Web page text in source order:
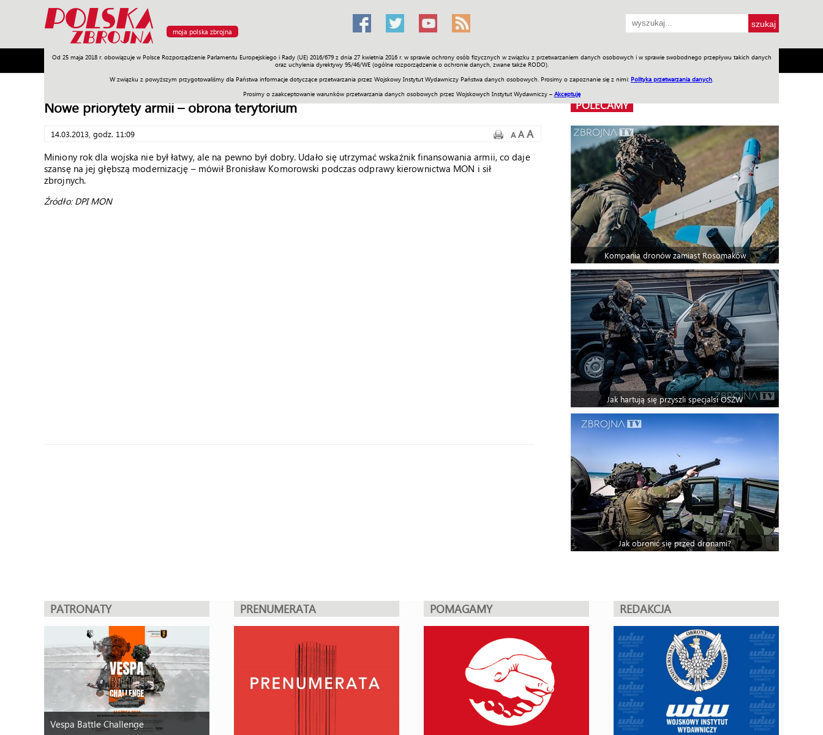
moja polska zbrojna
Od 25 maja 2018 r. obowiązuje w Polsce Rozporządzenie Parlamentu Europejskiego i Rady (UE) 2016/679 z dnia 27 kwietnia 2016 r. w sprawie ochrony osób fizycznych w związku z przetwarzaniem danych osobowych i w sprawie swobodnego przepływu takich danych
oraz uchylenia dyrektywy 95/46/WE (ogólne rozporządzenie o ochronie danych, zwane także RODO).
W związku z powyższym przygotowaliśmy dla Państwa informacje dotyczące przetwarzania przez Wojskowy Instytut Wydawniczy Państwa danych osobowych. Prosimy o zapoznanie się z nimi: Polityka przetwarzania danych
Prosimy o zaakceptowanie warunków przetwarzania danych osobowych przez Wojskowych Instytut Wydawniczy – Akceptuję
Armia Poligon Sprzęt Misje Polityka Prawo Świat Społeczność Sport Historia Galerie Wideo ENGLISH SKLEP Jednodniówki Praca w WIW
Nowe priorytety armii – obrona terytorium
14.03.2013, godz. 11:09 A A A
Miniony rok dla wojska nie był łatwy, ale na pewno był dobry. Udało się utrzymać wskaźnik finansowania armii, co daje
szansę na jej głębszą modernizację – mówił Bronisław Komorowski podczas odprawy kierownictwa MON i sił
zbrojnych.
Źródło: DPI MON
POLECAMY
Kompania dronów zamiast Rosomaków
Jak hartują się przyszli specjalsi OSŻW
Jak obronić się przed dronami?
PATRONATY
Vespa Battle Challenge
PRENUMERATA POMAGAMY REDAKCJA